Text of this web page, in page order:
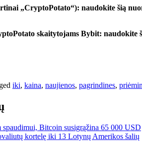
„CryptoPotato“): naudokite šią
skaitytojams Bybit: naudokite
iki, kaina, naujienos, pagrindines,
Bitcoin susigrąžina 65 000 USD
kortelę iki 13 Lotynų Amerikos šalių